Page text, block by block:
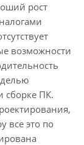
рост
возможности
сборке ПК.
все это по